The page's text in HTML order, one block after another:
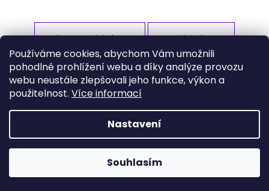
Používáme cookies, abychom Vám umožnili
pohodlné prohlížení webu a díky analýze provozu
webu neustále zlepšovali jeho funkce, výkon a
použitelnost. Více informací
Nastavení
Souhlasím
PŘEDCHOZÍ ČLÁNEK DALŠÍ ČLÁNEK
HLEDAT
D
p
o
u
Obchodní podmínky Podmínky ochrany osobních údajů
Copyright 2026Amalthea.sport. Všechna práva
Upravit nastavení cookies